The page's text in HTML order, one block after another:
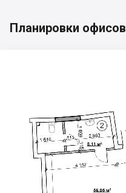
Планировки офисов